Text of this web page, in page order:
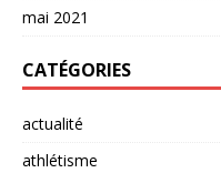
mai 2021
CATÉGORIES
actualité
athlétisme